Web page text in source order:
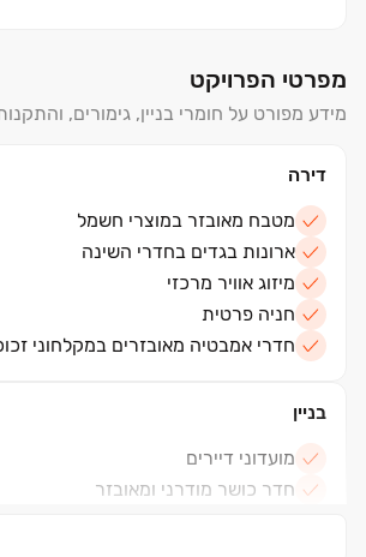
ומועדוני דיירים, לדעת שיש חברת ניהול
דיירי הפרויקט זכאים לחוזה שכירות ל- ‏5 שנים + אופציה ל- ‏5 שנים נוספות עם מנגנון עדכון ידוע מראש.
מפרטי הפרויקט
מידע מפורט על חומרי בניין, גימורים,
דירה
מטבח מאובזר במוצרי חשמל
ארונות בגדים בחדרי השינה
מיזוג אוויר מרכזי
חניה פרטית
חדרי אמבטיה מאובזרים במקלחוני
בניין
מועדוני דיירים
חדר כושר מודרני ומאובזר